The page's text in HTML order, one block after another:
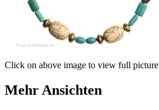
Click on above image to view full picture
Mehr Ansichten